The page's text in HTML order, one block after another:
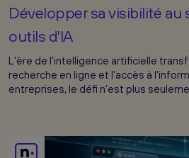
Développer sa visibilité au
outils d'IA
L'ère de l'intelligence artificielle
recherche en ligne et l'accès à
entreprises, le défi n'est plus